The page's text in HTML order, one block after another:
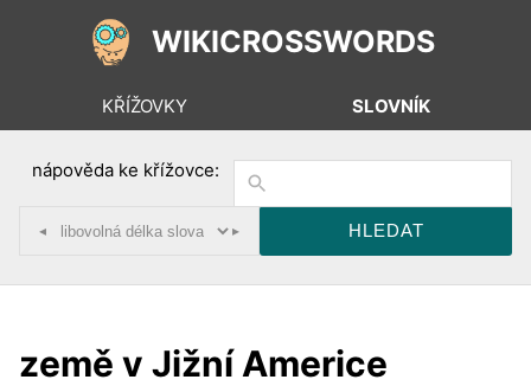
WIKICROSSWORDS
KŘÍŽOVKY SLOVNÍK
nápověda ke křížovce:
◂ ▸
země v Jižní Americe